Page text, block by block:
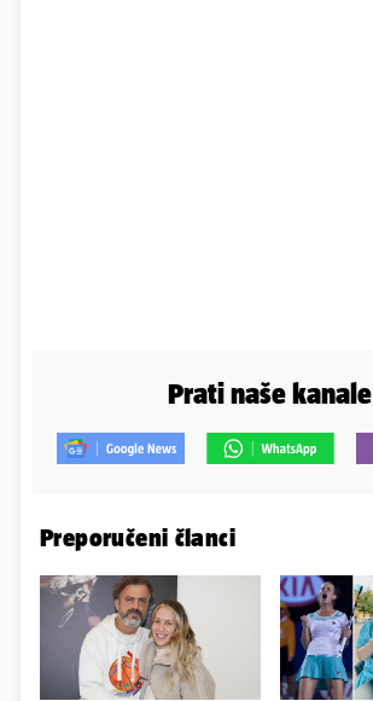
Prati naše kanale
Preporučeni članci